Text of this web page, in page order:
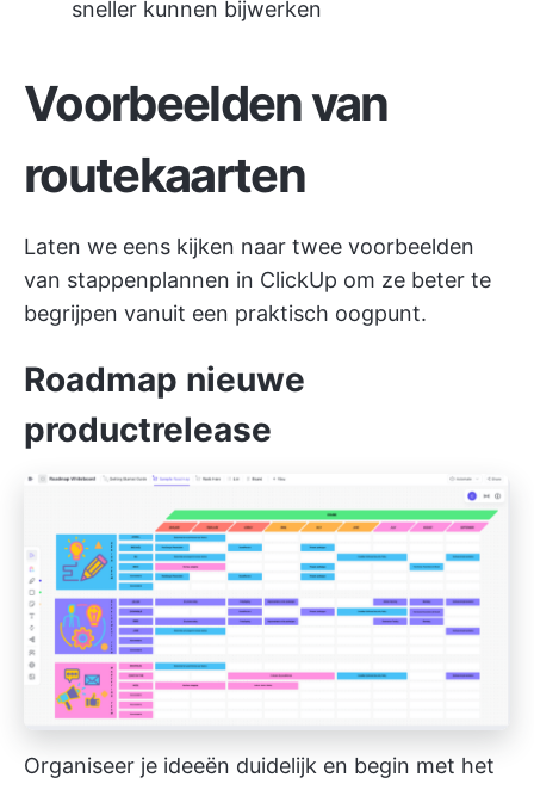
sneller kunnen bijwerken
Voorbeelden van
routekaarten
Laten we eens kijken naar twee voorbeelden
van stappenplannen in ClickUp om ze beter te
begrijpen vanuit een praktisch oogpunt.
Roadmap nieuwe
productrelease
Organiseer je ideeën duidelijk en begin met het